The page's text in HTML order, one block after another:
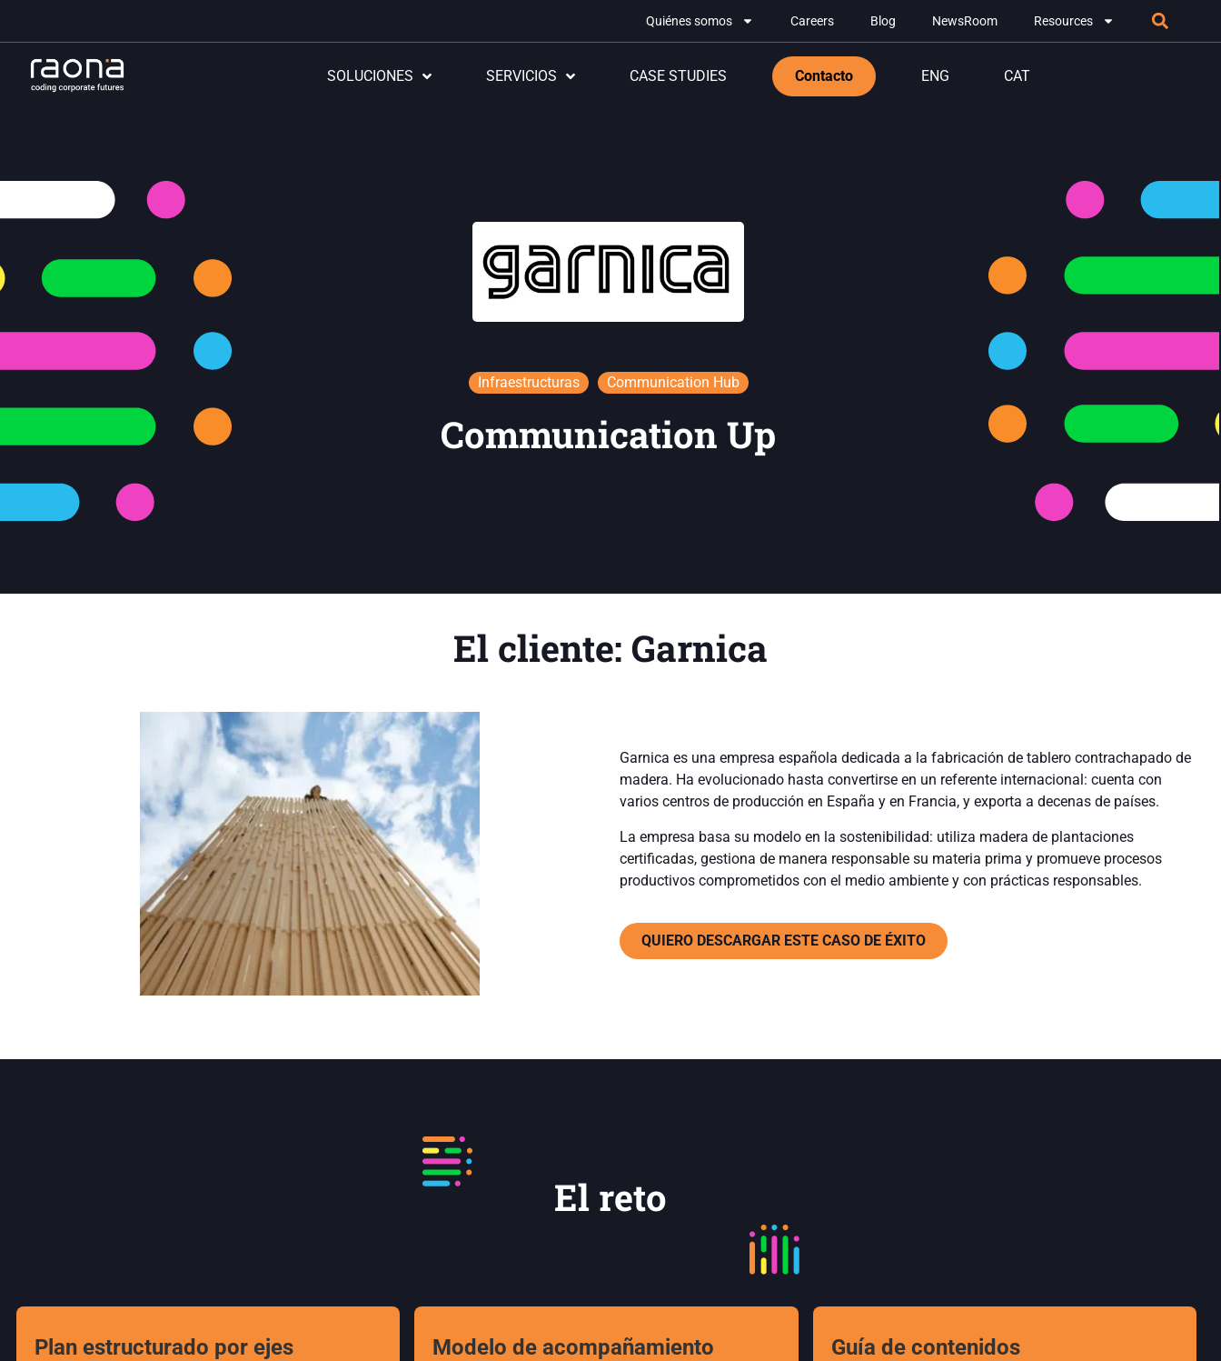
Quiénes somos Careers Blog NewsRoom Resources
SOLUCIONES SERVICIOS CASE STUDIES Contacto ENG CAT
Infraestructuras Communication Hub
Communication Up
El cliente: Garnica
Garnica es una empresa española dedicada a la fabricación de tablero contrachapado de
madera. Ha evolucionado hasta convertirse en un referente internacional: cuenta con
varios centros de producción en España y en Francia, y exporta a decenas de países.
La empresa basa su modelo en la sostenibilidad: utiliza madera de plantaciones
certificadas, gestiona de manera responsable su materia prima y promueve procesos
productivos comprometidos con el medio ambiente y con prácticas responsables.
QUIERO DESCARGAR ESTE CASO DE ÉXITO
El reto
Plan estructurado por ejes Modelo de acompañamiento Guía de contenidos